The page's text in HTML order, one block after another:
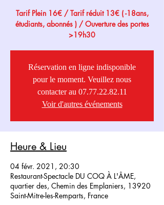
Tarif Plein 16€ / Tarif réduit 13€ ( -18ans,
étudiants, abonnés ) / Ouverture des portes
>19h30
Réservation en ligne indisponible
pour le moment. Veuillez nous
contacter au 07.77.22.82.11
Voir d'autres événements
Heure & Lieu
04 févr. 2021, 20:30
Restaurant-Spectacle DU COQ À L'ÂME,
quartier des, Chemin des Emplaniers, 13920
Saint-Mitre-les-Remparts, France